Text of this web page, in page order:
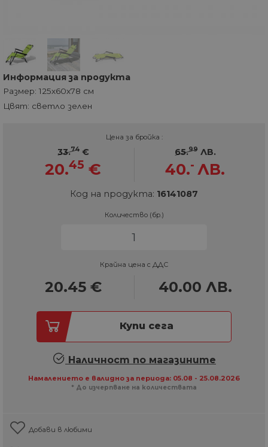
Информация за продукта
Размер: 125х60х78 см
Цвят: светло зелен
Цена за бройка :
33.74 €
20.45 €
65.99 ЛВ.
40.- ЛВ.
Код на продукта: 16141087
Количество (бр.)
Крайна цена с ДДС
20.45 € 40.00 ЛВ.
Купи сега
Наличност по магазините
Намалението е валидно за периода: 05.08 - 25.08.2026
* До изчерпване на количествата
Добави в любими